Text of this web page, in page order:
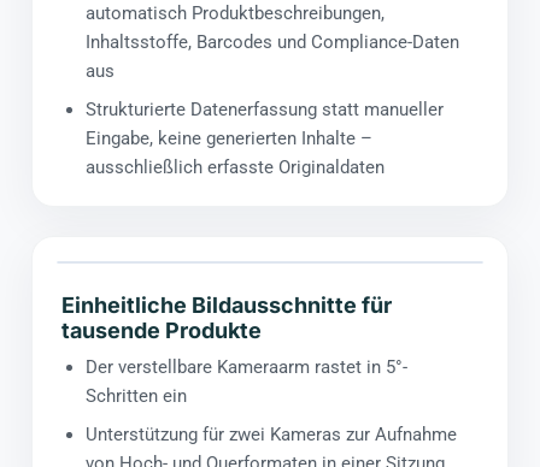
automatisch Produktbeschreibungen,
Inhaltsstoffe, Barcodes und Compliance-Daten
aus
Strukturierte Datenerfassung statt manueller
Eingabe, keine generierten Inhalte –
ausschließlich erfasste Originaldaten
Einheitliche Bildausschnitte für
tausende Produkte
Der verstellbare Kameraarm rastet in 5°-
Schritten ein
Unterstützung für zwei Kameras zur Aufnahme